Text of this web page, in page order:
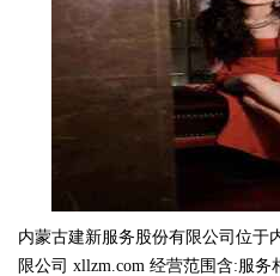
内蒙古建新服务股份有限公司位于
限公司 xllzm.com 经营范围含:服